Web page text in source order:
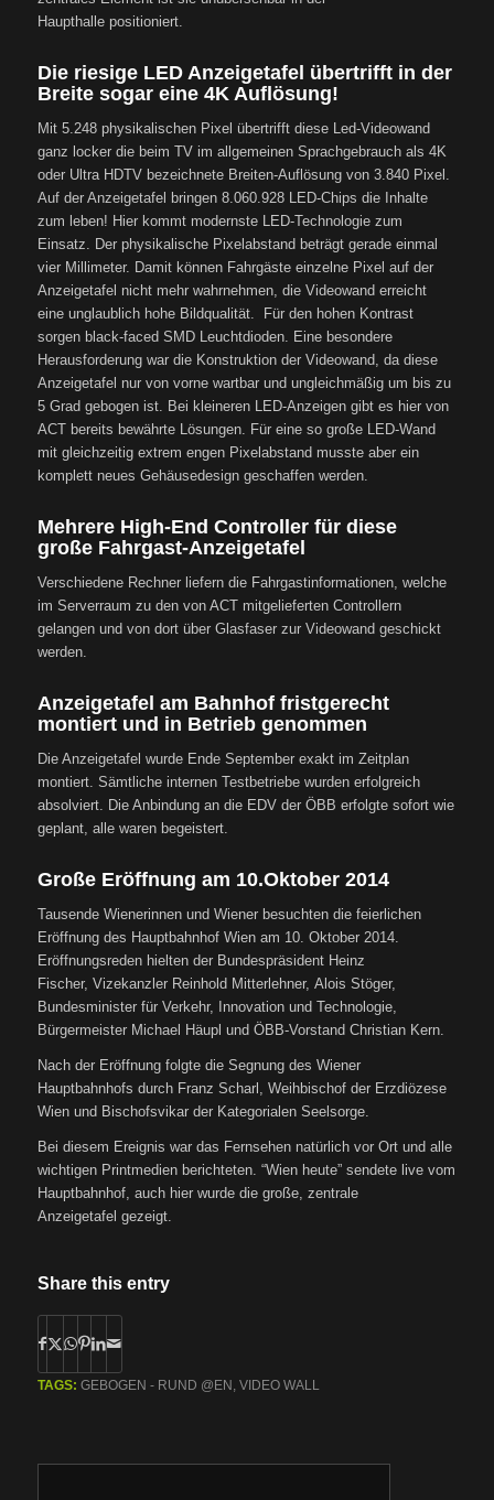
Haupthalle positioniert.
Die riesige LED Anzeigetafel übertrifft in der
Breite sogar eine 4K Auflösung!
Mit 5.248 physikalischen Pixel übertrifft diese Led-Videowand
ganz locker die beim TV im allgemeinen Sprachgebrauch als 4K
oder Ultra HDTV bezeichnete Breiten-Auflösung von 3.840 Pixel.
Auf der Anzeigetafel bringen 8.060.928 LED-Chips die Inhalte
zum leben! Hier kommt modernste LED-Technologie zum
Einsatz. Der physikalische Pixelabstand beträgt gerade einmal
vier Millimeter. Damit können Fahrgäste einzelne Pixel auf der
Anzeigetafel nicht mehr wahrnehmen, die Videowand erreicht
eine unglaublich hohe Bildqualität. Für den hohen Kontrast
sorgen black-faced SMD Leuchtdioden. Eine besondere
Herausforderung war die Konstruktion der Videowand, da diese
Anzeigetafel nur von vorne wartbar und ungleichmäßig um bis zu
5 Grad gebogen ist. Bei kleineren LED-Anzeigen gibt es hier von
ACT bereits bewährte Lösungen. Für eine so große LED-Wand
mit gleichzeitig extrem engen Pixelabstand musste aber ein
komplett neues Gehäusedesign geschaffen werden.
Mehrere High-End Controller für diese
große Fahrgast-Anzeigetafel
Verschiedene Rechner liefern die Fahrgastinformationen, welche
im Serverraum zu den von ACT mitgelieferten Controllern
gelangen und von dort über Glasfaser zur Videowand geschickt
werden.
Anzeigetafel am Bahnhof fristgerecht
montiert und in Betrieb genommen
Die Anzeigetafel wurde Ende September exakt im Zeitplan
montiert. Sämtliche internen Testbetriebe wurden erfolgreich
absolviert. Die Anbindung an die EDV der ÖBB erfolgte sofort wie
geplant, alle waren begeistert.
Große Eröffnung am 10.Oktober 2014
Tausende Wienerinnen und Wiener besuchten die feierlichen
Eröffnung des Hauptbahnhof Wien am 10. Oktober 2014.
Eröffnungsreden hielten der Bundespräsident Heinz
Fischer, Vizekanzler Reinhold Mitterlehner, Alois Stöger,
Bundesminister für Verkehr, Innovation und Technologie,
Bürgermeister Michael Häupl und ÖBB-Vorstand Christian Kern.
Nach der Eröffnung folgte die Segnung des Wiener
Hauptbahnhofs durch Franz Scharl, Weihbischof der Erzdiözese
Wien und Bischofsvikar der Kategorialen Seelsorge.
Bei diesem Ereignis war das Fernsehen natürlich vor Ort und alle
wichtigen Printmedien berichteten. “Wien heute” sendete live vom
Hauptbahnhof, auch hier wurde die große, zentrale
Anzeigetafel gezeigt.
Share this entry
TAGS: GEBOGEN - RUND @EN VIDEO WALL